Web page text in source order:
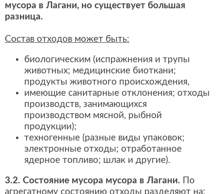
мусора в Лагани, но существует большая
разница.
Состав отходов может быть:
биологическим (испражнения и трупы
животных; медицинские биоткани;
продукты животного происхождения,
имеющие санитарные отклонения; отходы
производств, занимающихся
производством мясной, рыбной
продукции);
техногенные (разные виды упаковок;
электронные отходы; отработанное
ядерное топливо; шлак и другие).
3.2. Состояние мусора мусора в Лагани. По
агрегатному состоянию отходы разделяют на: